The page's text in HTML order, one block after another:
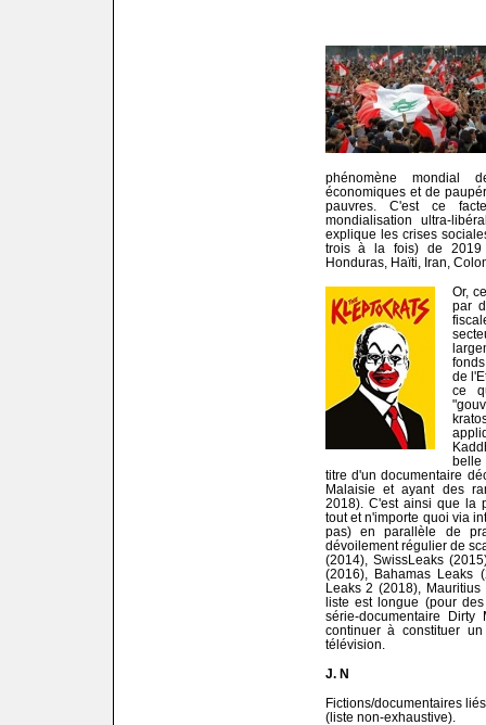
phénomène mondial
économiques et de
pauvres. C'est ce
mondialisation ultra-
explique les crises
trois à la fois) de 2019
Honduras, Haïti, Iran,
Or,
par
de
ce
belle
titre d'un documentaire
Malaisie et ayant des
2018). C'est ainsi que la
tout et n'importe quoi via
pas) en parallèle de
dévoilement régulier de
(2014), SwissLeaks
(2016), Bahamas Leaks
Leaks 2 (2018),
liste est longue (pour
série-documentaire
continuer à constituer
télévision.
J. N
Fictions/documentaires
(liste non-exhaustive).